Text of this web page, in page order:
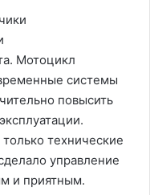
Мотоцикл
системы
повысить
технические
управление
и приятным.